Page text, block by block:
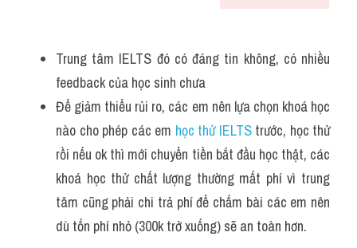
Trung tâm IELTS đó có đáng tin không, có nhiều
feedback của học sinh chưa
Để giảm thiểu rủi ro, các em nên lựa chọn khoá học
nào cho phép các em học thử IELTS trước, học thử
rồi nếu ok thì mới chuyển tiền bắt đầu học thật, các
khoá học thử chất lượng thường mất phí vì trung
tâm cũng phải chi trả phí để chấm bài các em nên
dù tốn phí nhỏ (300k trở xuống) sẽ an toàn hơn.